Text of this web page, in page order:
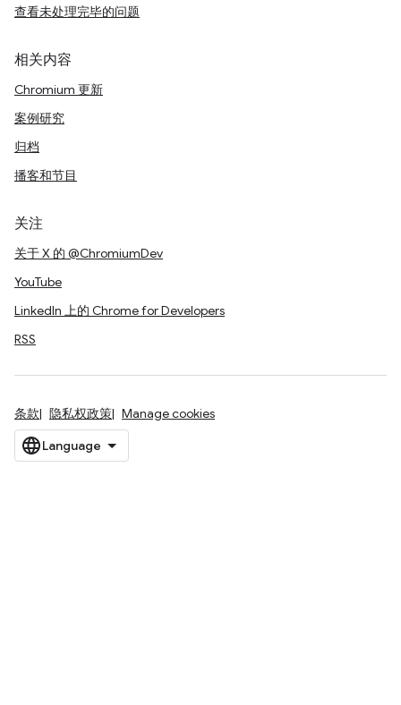
查看未处理完毕的问题
相关内容
Chromium 更新
案例研究
归档
播客和节目
关注
关于 X 的 @ChromiumDev
YouTube
LinkedIn 上的 Chrome for Developers
RSS
条款 隐私权政策 Manage cookies